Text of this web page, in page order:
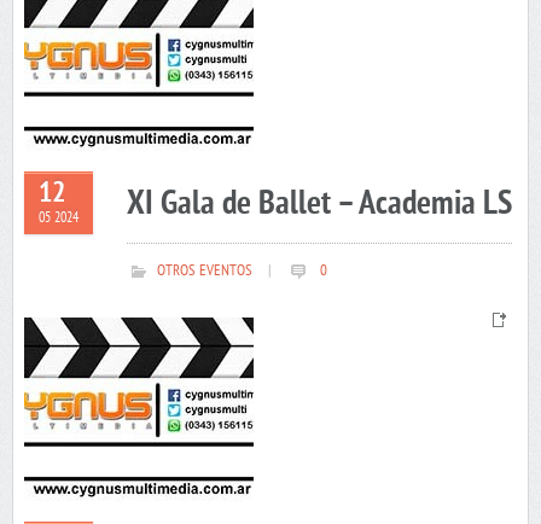
12
05 2024 XI Gala de Ballet – Academia LS
OTROS EVENTOS 0